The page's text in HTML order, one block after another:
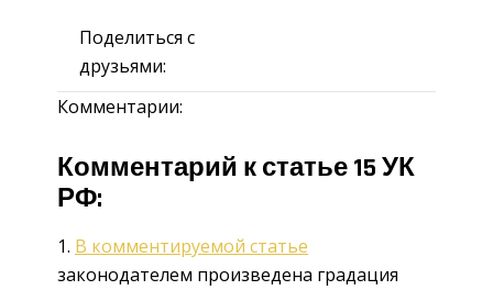
Поделиться с
друзьями:
Комментарии:
Комментарий к статье 15 УК
РФ:
1. В комментируемой статье
законодателем произведена градация